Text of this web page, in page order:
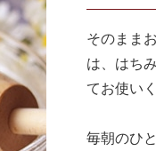
そのまま
は、はち
てお使い
毎朝のひ